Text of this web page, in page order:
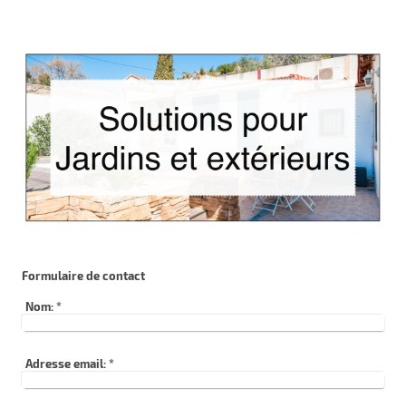
Formulaire de contact
Nom: *
Adresse email: *